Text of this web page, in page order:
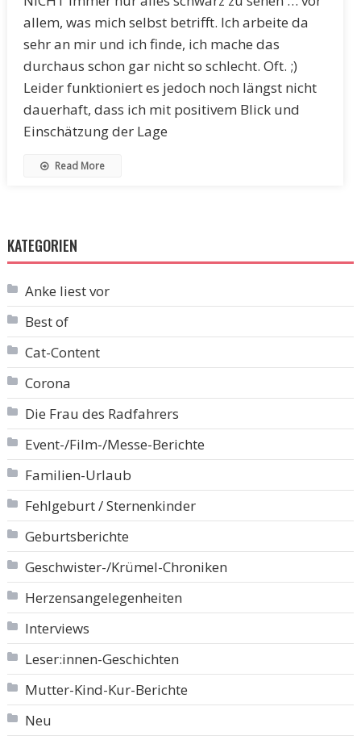
allem, was mich selbst betrifft. Ich arbeite da
sehr an mir und ich finde, ich mache das
durchaus schon gar nicht so schlecht. Oft. ;)
Leider funktioniert es jedoch noch längst nicht
dauerhaft, dass ich mit positivem Blick und
Einschätzung der Lage
Read More
KATEGORIEN
Anke liest vor
Best of
Cat-Content
Corona
Die Frau des Radfahrers
Event-/Film-/Messe-Berichte
Familien-Urlaub
Fehlgeburt / Sternenkinder
Geburtsberichte
Geschwister-/Krümel-Chroniken
Herzensangelegenheiten
Interviews
Leser:innen-Geschichten
Mutter-Kind-Kur-Berichte
Neu